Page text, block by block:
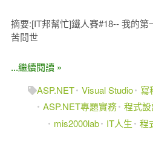
摘要:[IT邦幫忙]鐵人賽#18-- 我的第
苦問世
...繼續閱讀 »
ASP.NET Visual Studio 寫
ASP.NET專題實務 程式
mis2000lab
IT人生 程